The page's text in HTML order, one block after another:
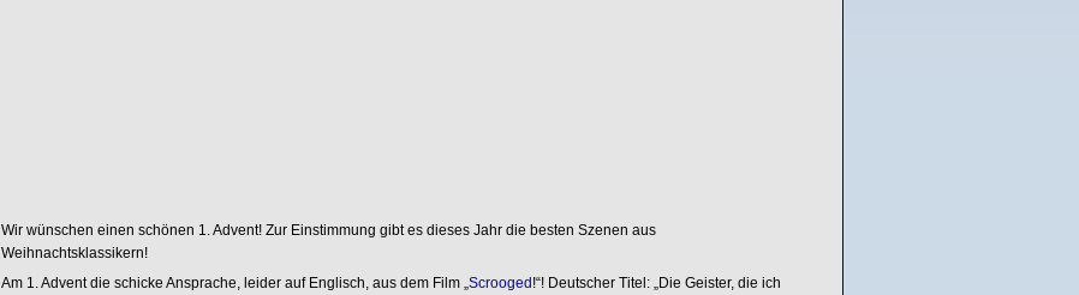
Wir wünschen einen schönen 1. Advent! Zur Einstimmung gibt es dieses Jahr die besten Szenen aus
Weihnachtsklassikern!
Am 1. Advent die schicke Ansprache, leider auf Englisch, aus dem Film „ Scrooged!“! Deutscher Titel: „Die Geister, die ich